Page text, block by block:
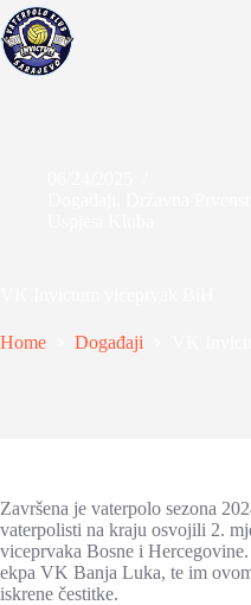
Skip
to
content
Home Događaji
Završena je vaterpolo sezona
vaterpolisti na kraju osvojili 2.
viceprvaka Bosne i
ekpa VK Banja Luka, te im
iskrene čestitke.